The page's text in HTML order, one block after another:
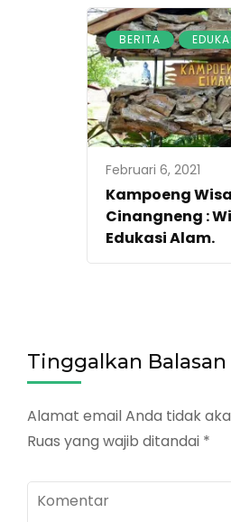
BERITA ,
Februari 6, 2021
Kampoeng
Cinangneng :
Edukasi Alam.
Tinggalkan Balasan
Alamat email Anda tidak
Ruas yang wajib ditandai *
Komentar